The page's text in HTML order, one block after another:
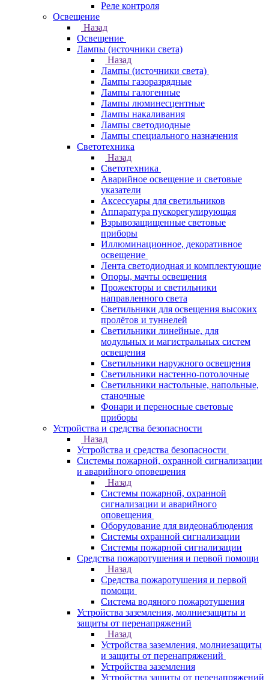
Реле контроля
Освещение
Назад
Освещение
Лампы (источники света)
Назад
Лампы (источники света)
Лампы газоразрядные
Лампы галогенные
Лампы люминесцентные
Лампы накаливания
Лампы светодиодные
Лампы специального назначения
Светотехника
Назад
Светотехника
Аварийное освещение и световые
указатели
Аксессуары для светильников
Аппаратура пускорегулирующая
Взрывозащищенные световые
приборы
Иллюминационное, декоративное
освещение
Лента светодиодная и комплектующие
Опоры, мачты освещения
Прожекторы и светильники
направленного света
Светильники для освещения высоких
пролётов и туннелей
Светильники линейные, для
модульных и магистральных систем
освещения
Светильники наружного освещения
Светильники настенно-потолочные
Светильники настольные, напольные,
станочные
Фонари и переносные световые
приборы
Устройства и средства безопасности
Назад
Устройства и средства безопасности
Системы пожарной, охранной сигнализации
и аварийного оповещения
Назад
Системы пожарной, охранной
сигнализации и аварийного
оповещения
Оборудование для видеонаблюдения
Системы охранной сигнализации
Системы пожарной сигнализации
Средства пожаротушения и первой помощи
Назад
Средства пожаротушения и первой
помощи
Система водяного пожаротушения
Устройства заземления, молниезащиты и
защиты от перенапряжений
Назад
Устройства заземления, молниезащиты
и защиты от перенапряжений
Устройства заземления
Устройства защиты от перенапряжений